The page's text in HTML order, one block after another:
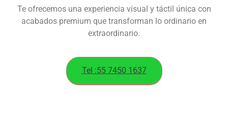
Te ofrecemos una experiencia visual y táctil única con
acabados premium que transforman lo ordinario en
extraordinario.
Tel :55 7450 1637